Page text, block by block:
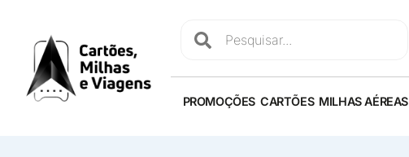
PROMOÇÕES CARTÕES MILHAS AÉREAS